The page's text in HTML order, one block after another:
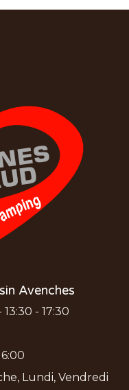
Avenches
- 17:30
Lundi, Vendredi